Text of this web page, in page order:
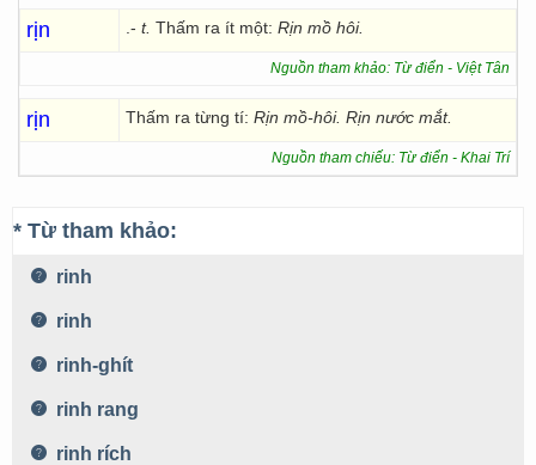
rịn .- t. Thấm ra ít một: Rịn mồ hôi.
Nguồn tham khảo: Từ điển - Việt Tân
rịn Thấm ra từng tí: Rịn mồ-hôi. Rịn nước mắt.
Nguồn tham chiếu: Từ điển - Khai Trí
* Từ tham khảo:
rinh
rinh
rinh-ghít
rinh rang
rinh rích